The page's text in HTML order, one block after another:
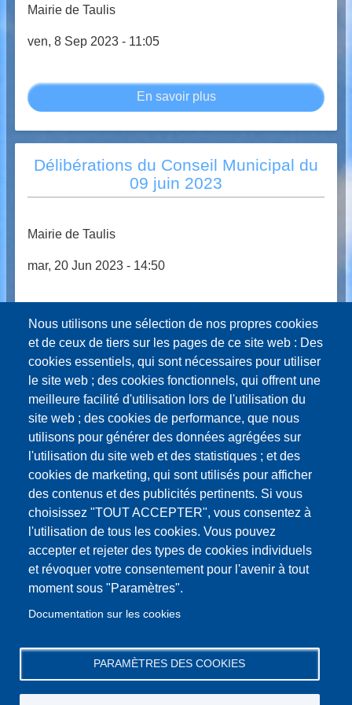
Mairie de Taulis
ven, 8 Sep 2023 - 11:05
En savoir plussur
Délibérations
du
municipal
du
Délibérations du Conseil Municipal du
09 juin 2023
Mairie de Taulis
mar, 20 Jun 2023 - 14:50
En savoir plussur
Délibérations
du
Conseil
Municipal
du
09
juin
2023
Pagination
Page
courante
1 Page
2
Page
suivante
››
Dernière
page
Dernier »
Nous utilisons une sélection de nos propres cookies
et de ceux de tiers sur les pages de ce site web : Des
cookies essentiels, qui sont nécessaires pour utiliser
le site web ; des cookies fonctionnels, qui offrent une
meilleure facilité d'utilisation lors de l'utilisation du
site web ; des cookies de performance, que nous
utilisons pour générer des données agrégées sur
l'utilisation du site web et des statistiques ; et des
cookies de marketing, qui sont utilisés pour afficher
des contenus et des publicités pertinents. Si vous
choisissez "TOUT ACCEPTER", vous consentez à
l'utilisation de tous les cookies. Vous pouvez
accepter et rejeter des types de cookies individuels
et révoquer votre consentement pour l'avenir à tout
moment sous "Paramètres".
Documentation sur les cookies
PARAMÈTRES DES COOKIES